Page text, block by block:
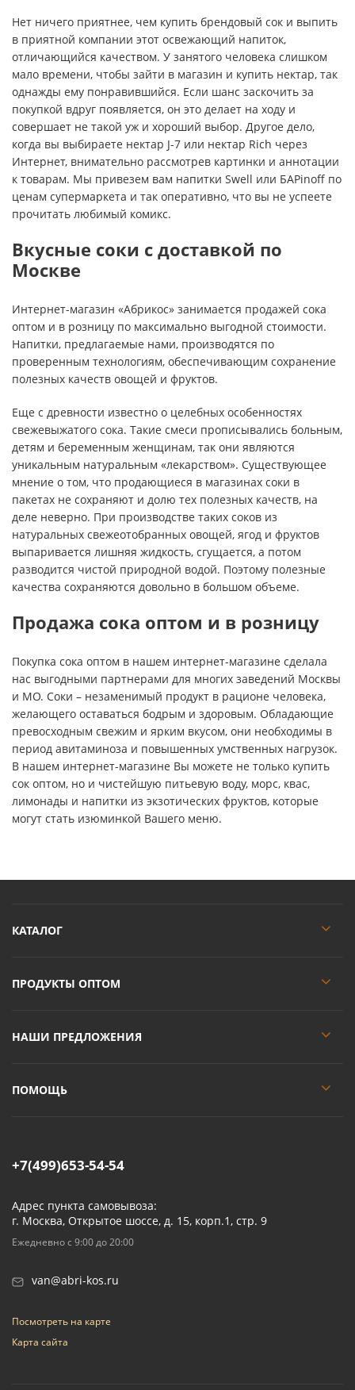
Нет ничего приятнее, чем купить брендовый сок и выпить
в приятной компании этот освежающий напиток,
отличающийся качеством. У занятого человека слишком
мало времени, чтобы зайти в магазин и купить нектар, так
однажды ему понравившийся. Если шанс заскочить за
покупкой вдруг появляется, он это делает на ходу и
совершает не такой уж и хороший выбор. Другое дело,
когда вы выбираете нектар J-7 или нектар Rich через
Интернет, внимательно рассмотрев картинки и аннотации
к товарам. Мы привезем вам напитки Swell или БАРinoff по
ценам супермаркета и так оперативно, что вы не успеете
прочитать любимый комикс.
Вкусные соки с доставкой по
Москве
Интернет-магазин «Абрикос» занимается продажей сока
оптом и в розницу по максимально выгодной стоимости.
Напитки, предлагаемые нами, производятся по
проверенным технологиям, обеспечивающим сохранение
полезных качеств овощей и фруктов.
Еще с древности известно о целебных особенностях
свежевыжатого сока. Такие смеси прописывались больным,
детям и беременным женщинам, так они являются
уникальным натуральным «лекарством». Существующее
мнение о том, что продающиеся в магазинах соки в
пакетах не сохраняют и долю тех полезных качеств, на
деле неверно. При производстве таких соков из
натуральных свежеотобранных овощей, ягод и фруктов
выпаривается лишняя жидкость, сгущается, а потом
разводится чистой природной водой. Поэтому полезные
качества сохраняются довольно в большом объеме.
Продажа сока оптом и в розницу
Покупка сока оптом в нашем интернет-магазине сделала
нас выгодными партнерами для многих заведений Москвы
и МО. Соки – незаменимый продукт в рационе человека,
желающего оставаться бодрым и здоровым. Обладающие
превосходным свежим и ярким вкусом, они необходимы в
период авитаминоза и повышенных умственных нагрузок.
В нашем интернет-магазине Вы можете не только купить
сок оптом, но и чистейшую питьевую воду, морс, квас,
лимонады и напитки из экзотических фруктов, которые
могут стать изюминкой Вашего меню.
КАТАЛОГ
ПРОДУКТЫ ОПТОМ
НАШИ ПРЕДЛОЖЕНИЯ
ПОМОЩЬ
+7(499)653-54-54
Адрес пункта самовывоза:
г. Москва, Открытое шоссе, д. 15, корп.1, стр. 9
Ежедневно с 9:00 до 20:00
van@abri-kos.ru
Посмотреть на карте
Карта сайта